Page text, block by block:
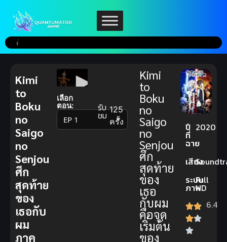
เลือก
ตอน:
▼
รับ
ชม 125
ครั้ง
Kimi
to
Boku
no
Saigo
no
Senjou
ศึก
สุดท้าย
ของ
เธอ
กับผม
คือจุด
เริ่มต้น
ของ
ปี
ที่
ฉาย
2020
เสียง
ระบบ
ภาพ
Full
HD
6.4
Kimi
to
Boku
no
Saigo
no
Senjou
ศึก
สุดท้าย
ของ
เธอกับ
ผม
ภาค